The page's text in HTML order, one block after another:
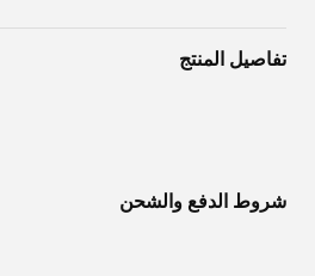
تفاصيل المنتج
شروط الدفع والشحن